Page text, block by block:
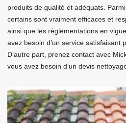
produits de qualité et adéquats.
certains sont vraiment efficaces et
ainsi que les règlementations en
avez besoin d’un service satisfaisant
D’autre part, prenez contact avec
vous avez besoin d’un devis